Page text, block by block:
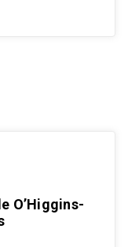
O’Higgins-